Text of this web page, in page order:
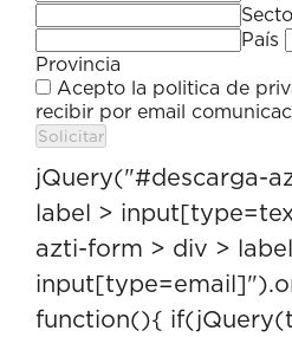
País
Provincia
Acepto la politica de
recibir por email
jQuery("#descarga-
label >
azti-form > div >
function(){